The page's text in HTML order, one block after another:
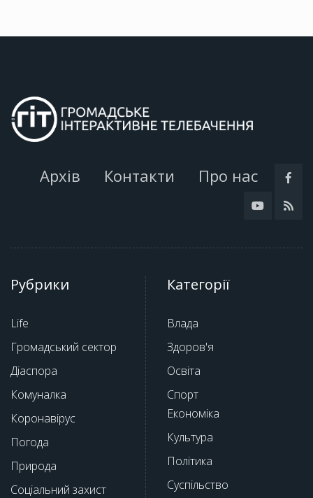
Архів Контакти Про нас
Рубрики
Life
Громадський сектор
Діаспора
Комуналка
Коронавірус
Погода
Природа
Соціальний захист
Категорії
Влада
Здоров'я
Освіта
Спорт
Економіка
Культура
Політика
Суспільство